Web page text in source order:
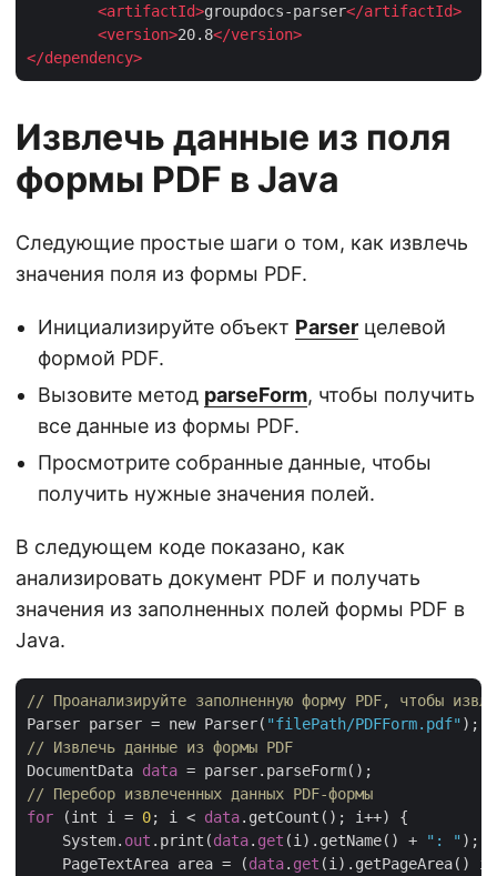
<artifactId>groupdocs-parser</artifactId>
<version>20.8</version>
</dependency>
Извлечь данные из поля
формы PDF в Java
Следующие простые шаги о том, как извлечь
значения поля из формы PDF.
Инициализируйте объект Parser целевой
формой PDF.
Вызовите метод parseForm, чтобы получить
все данные из формы PDF.
Просмотрите собранные данные, чтобы
получить нужные значения полей.
В следующем коде показано, как
анализировать документ PDF и получать
значения из заполненных полей формы PDF в
Java.
// Проанализируйте заполненную форму PDF, чтобы
Parser parser = new Parser( "filePath/PDFForm.pdf"
// Извлечь данные из формы PDF
DocumentData data
// Перебор извлеченных данных PDF-формы
for (int i = 0; i < data.getCount(); i++) {
    System.
out .print(data. get (i).getName() + ": " );
    PageTextArea area = (
data. get (i).getPageArea()